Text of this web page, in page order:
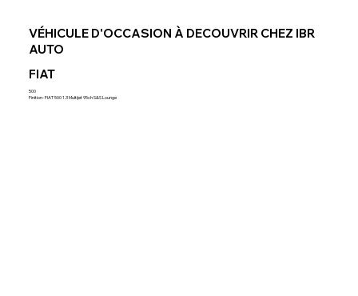
Finition- FIAT 500 1.3 Multijet 95ch S&S Lounge
500
FIAT
VÉHICULE D'OCCASION À DECOUVRIR CHEZ IBR
AUTO